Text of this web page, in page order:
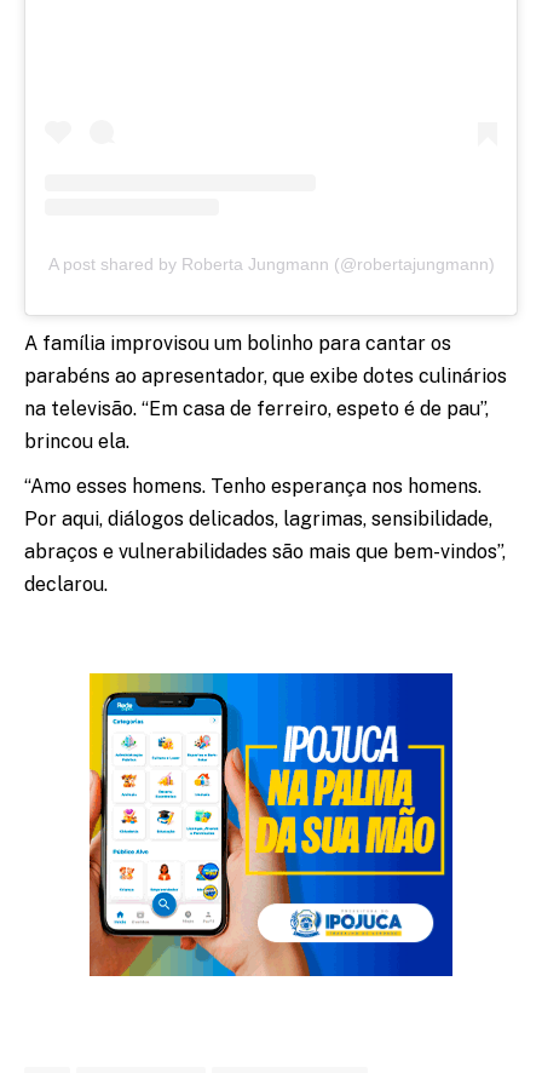
A post shared by Roberta Jungmann (@robertajungmann)
A família improvisou um bolinho para cantar os
parabéns ao apresentador, que exibe dotes culinários
na televisão. “Em casa de ferreiro, espeto é de pau”,
brincou ela.
“Amo esses homens. Tenho esperança nos homens.
Por aqui, diálogos delicados, lagrimas, sensibilidade,
abraços e vulnerabilidades são mais que bem-vindos”,
declarou.